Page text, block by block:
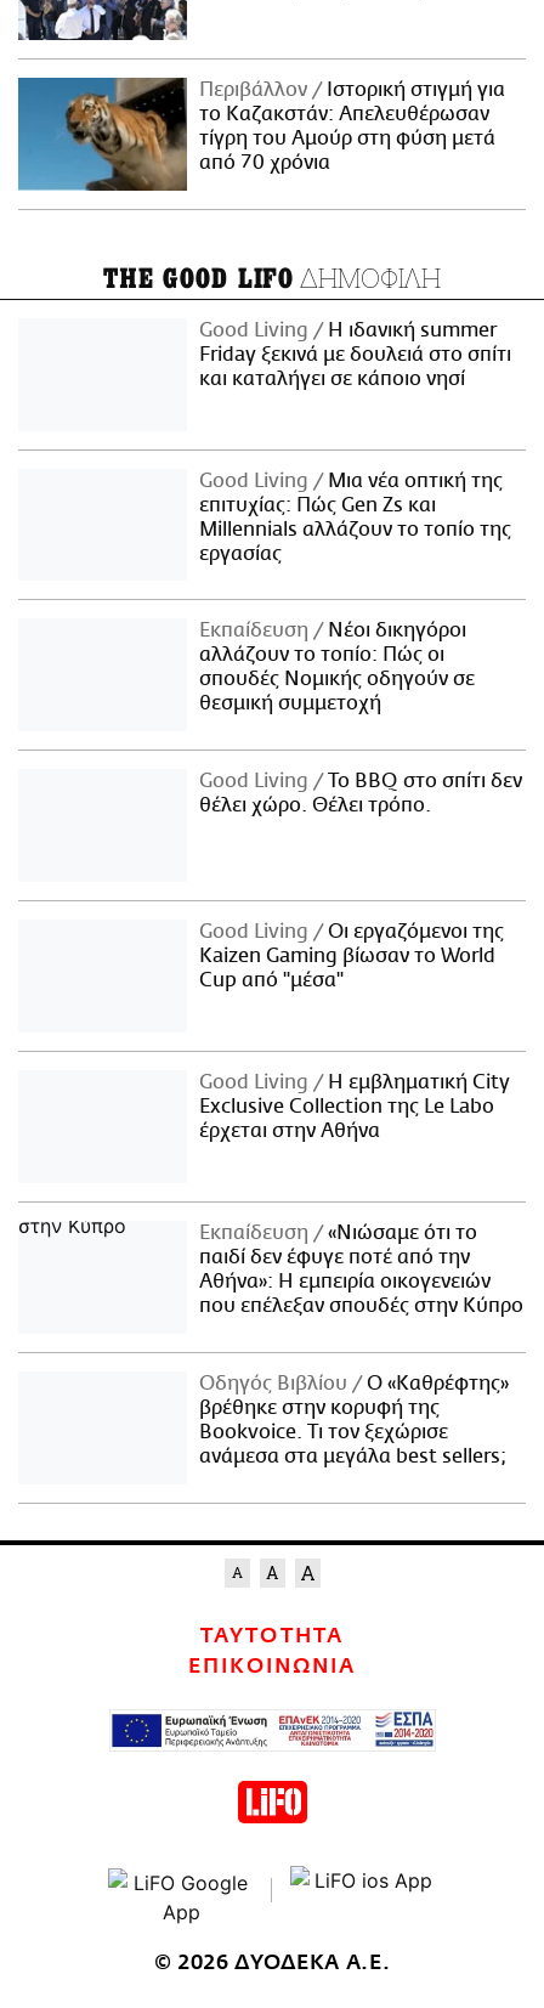
Περιβάλλον
Ιστορική στιγμή για
το Καζακστάν: Απελευθέρωσαν
τίγρη του Αμούρ στη φύση μετά
από 70 χρόνια
THE GOOD LIFO ΔΗΜΟΦΙΛΗ
Good Living
Η ιδανική summer
Friday ξεκινά με δουλειά στο σπίτι
και καταλήγει σε κάποιο νησί
Good Living
Μια νέα οπτική της
επιτυχίας: Πώς Gen Zs και
Millennials αλλάζουν το τοπίο της
εργασίας
Εκπαίδευση
Νέοι δικηγόροι
αλλάζουν το τοπίο: Πώς οι
σπουδές Νομικής οδηγούν σε
θεσμική συμμετοχή
Good Living
Το BBQ στο σπίτι δεν
θέλει χώρο. Θέλει τρόπο.
Good Living
Οι εργαζόμενοι της
Kaizen Gaming βίωσαν το World
Cup από "μέσα"
Good Living
Η εμβληματική City
Exclusive Collection της Le Labo
έρχεται στην Αθήνα
Εκπαίδευση
«Νιώσαμε ότι το
παιδί δεν έφυγε ποτέ από την
Αθήνα»: Η εμπειρία οικογενειών
που επέλεξαν σπουδές στην Κύπρο
Οδηγός Βιβλίου
Ο «Καθρέφτης»
βρέθηκε στην κορυφή της
Bookvoice. Τι τον ξεχώρισε
ανάμεσα στα μεγάλα best sellers;
ΤΑΥΤΟΤΗΤΑ
ΕΠΙΚΟΙΝΩΝΙΑ
© 2026 ΔΥΟΔΕΚΑ Α.Ε.